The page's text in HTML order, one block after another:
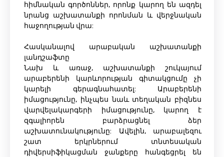
հիմնական գործոններ, որոնք կարող են ազդել
նրանց աշխատանքի որոնման և վերջնական
հաջողության վրա:
Հասկանալով արաբական աշխատանքի
լանդշաֆտը
Նախ և առաջ, աշխատանքի շուկայում
արաբերենի կարևորության գիտակցումը չի
կարելի գերագնահատել: Արաբերենի
իմացությունը, ինչպես նաև տեղական բիզնես
վարվելակարգերի իմացությունը, կարող է
զգալիորեն բարձրացնել ձեր
աշխատունակությունը: Ավելին, արաբալեզու
շատ երկրներում տնտեսական
դիվերսիֆիկացման ջանքերը հանգեցրել են